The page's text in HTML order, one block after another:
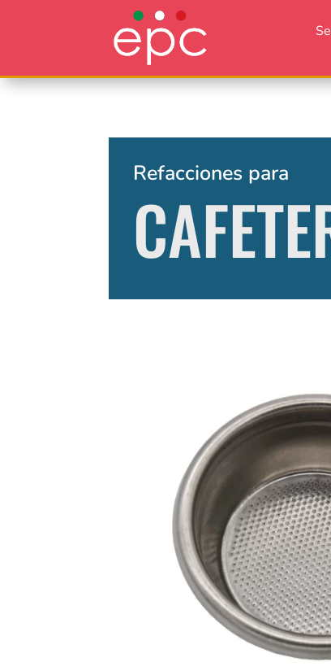
Refacciones para